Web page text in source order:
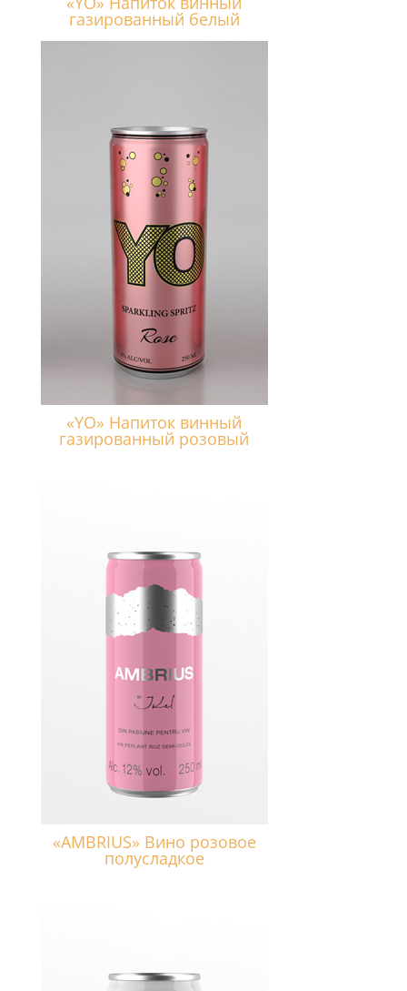
газированный белый
«YO» Напиток винный
газированный розовый
«AMBRIUS» Вино розовое
полусладкое